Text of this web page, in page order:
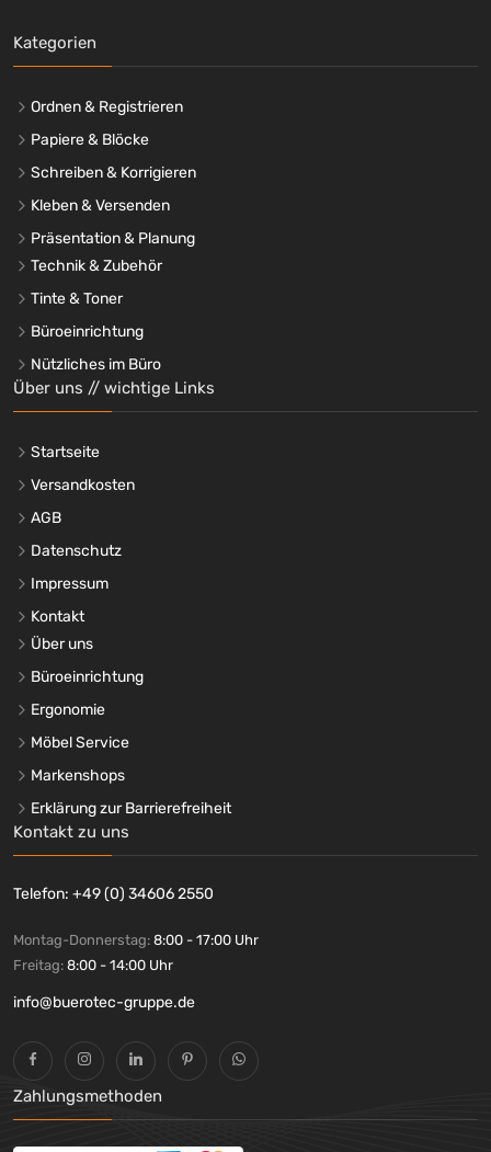
Kategorien
Ordnen & Registrieren
Papiere & Blöcke
Schreiben & Korrigieren
Kleben & Versenden
Präsentation & Planung
Technik & Zubehör
Tinte & Toner
Büroeinrichtung
Nützliches im Büro
Über uns // wichtige Links
Startseite
Versandkosten
AGB
Datenschutz
Impressum
Kontakt
Über uns
Büroeinrichtung
Ergonomie
Möbel Service
Markenshops
Erklärung zur Barrierefreiheit
Kontakt zu uns
Telefon: +49 (0) 34606 2550
Montag-Donnerstag: 8:00 - 17:00 Uhr
Freitag: 8:00 - 14:00 Uhr
info@buerotec-gruppe.de
Zahlungsmethoden